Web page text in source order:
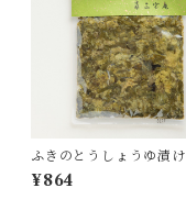
ふきのとうしょうゆ漬け
¥864